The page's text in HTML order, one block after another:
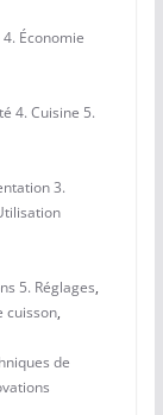
Économie
4. Cuisine 5.
3.
5. Réglages,
cuisson,
de